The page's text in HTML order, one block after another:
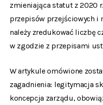
zmieniająca statut z 2020
przepisów przejściowych i
należy zredukować liczbę
w zgodzie z przepisami
W artykule omówione
zagadnienia: legitymacja
koncepcja zarządu,